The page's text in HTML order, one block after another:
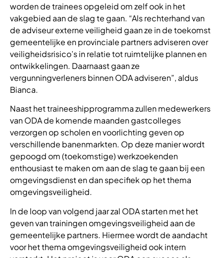
worden de trainees opgeleid om zelf ook in het
vakgebied aan de slag te gaan. “Als rechterhand van
de adviseur externe veiligheid gaan ze in de toekomst
gemeentelijke en provinciale partners adviseren over
veiligheidsrisico’s in relatie tot ruimtelijke plannen en
ontwikkelingen. Daarnaast gaan ze
vergunningverleners binnen ODA adviseren”, aldus
Bianca.
Naast het traineeshipprogramma zullen medewerkers
van ODA de komende maanden gastcolleges
verzorgen op scholen en voorlichting geven op
verschillende banenmarkten. Op deze manier wordt
gepoogd om (toekomstige) werkzoekenden
enthousiast te maken om aan de slag te gaan bij een
omgevingsdienst en dan specifiek op het thema
omgevingsveiligheid.
In de loop van volgend jaar zal ODA starten met het
geven van trainingen omgevingsveiligheid aan de
gemeentelijke partners. Hiermee wordt de aandacht
voor het thema omgevingsveiligheid ook intern